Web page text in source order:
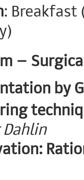
: Breakfast
–
by
Dahlin